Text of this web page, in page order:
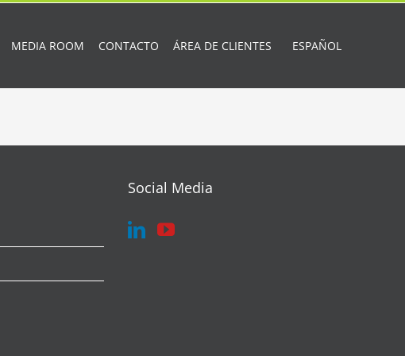
MEDIA ROOM CONTACTO ÁREA DE CLIENTES ESPAÑOL
Social Media